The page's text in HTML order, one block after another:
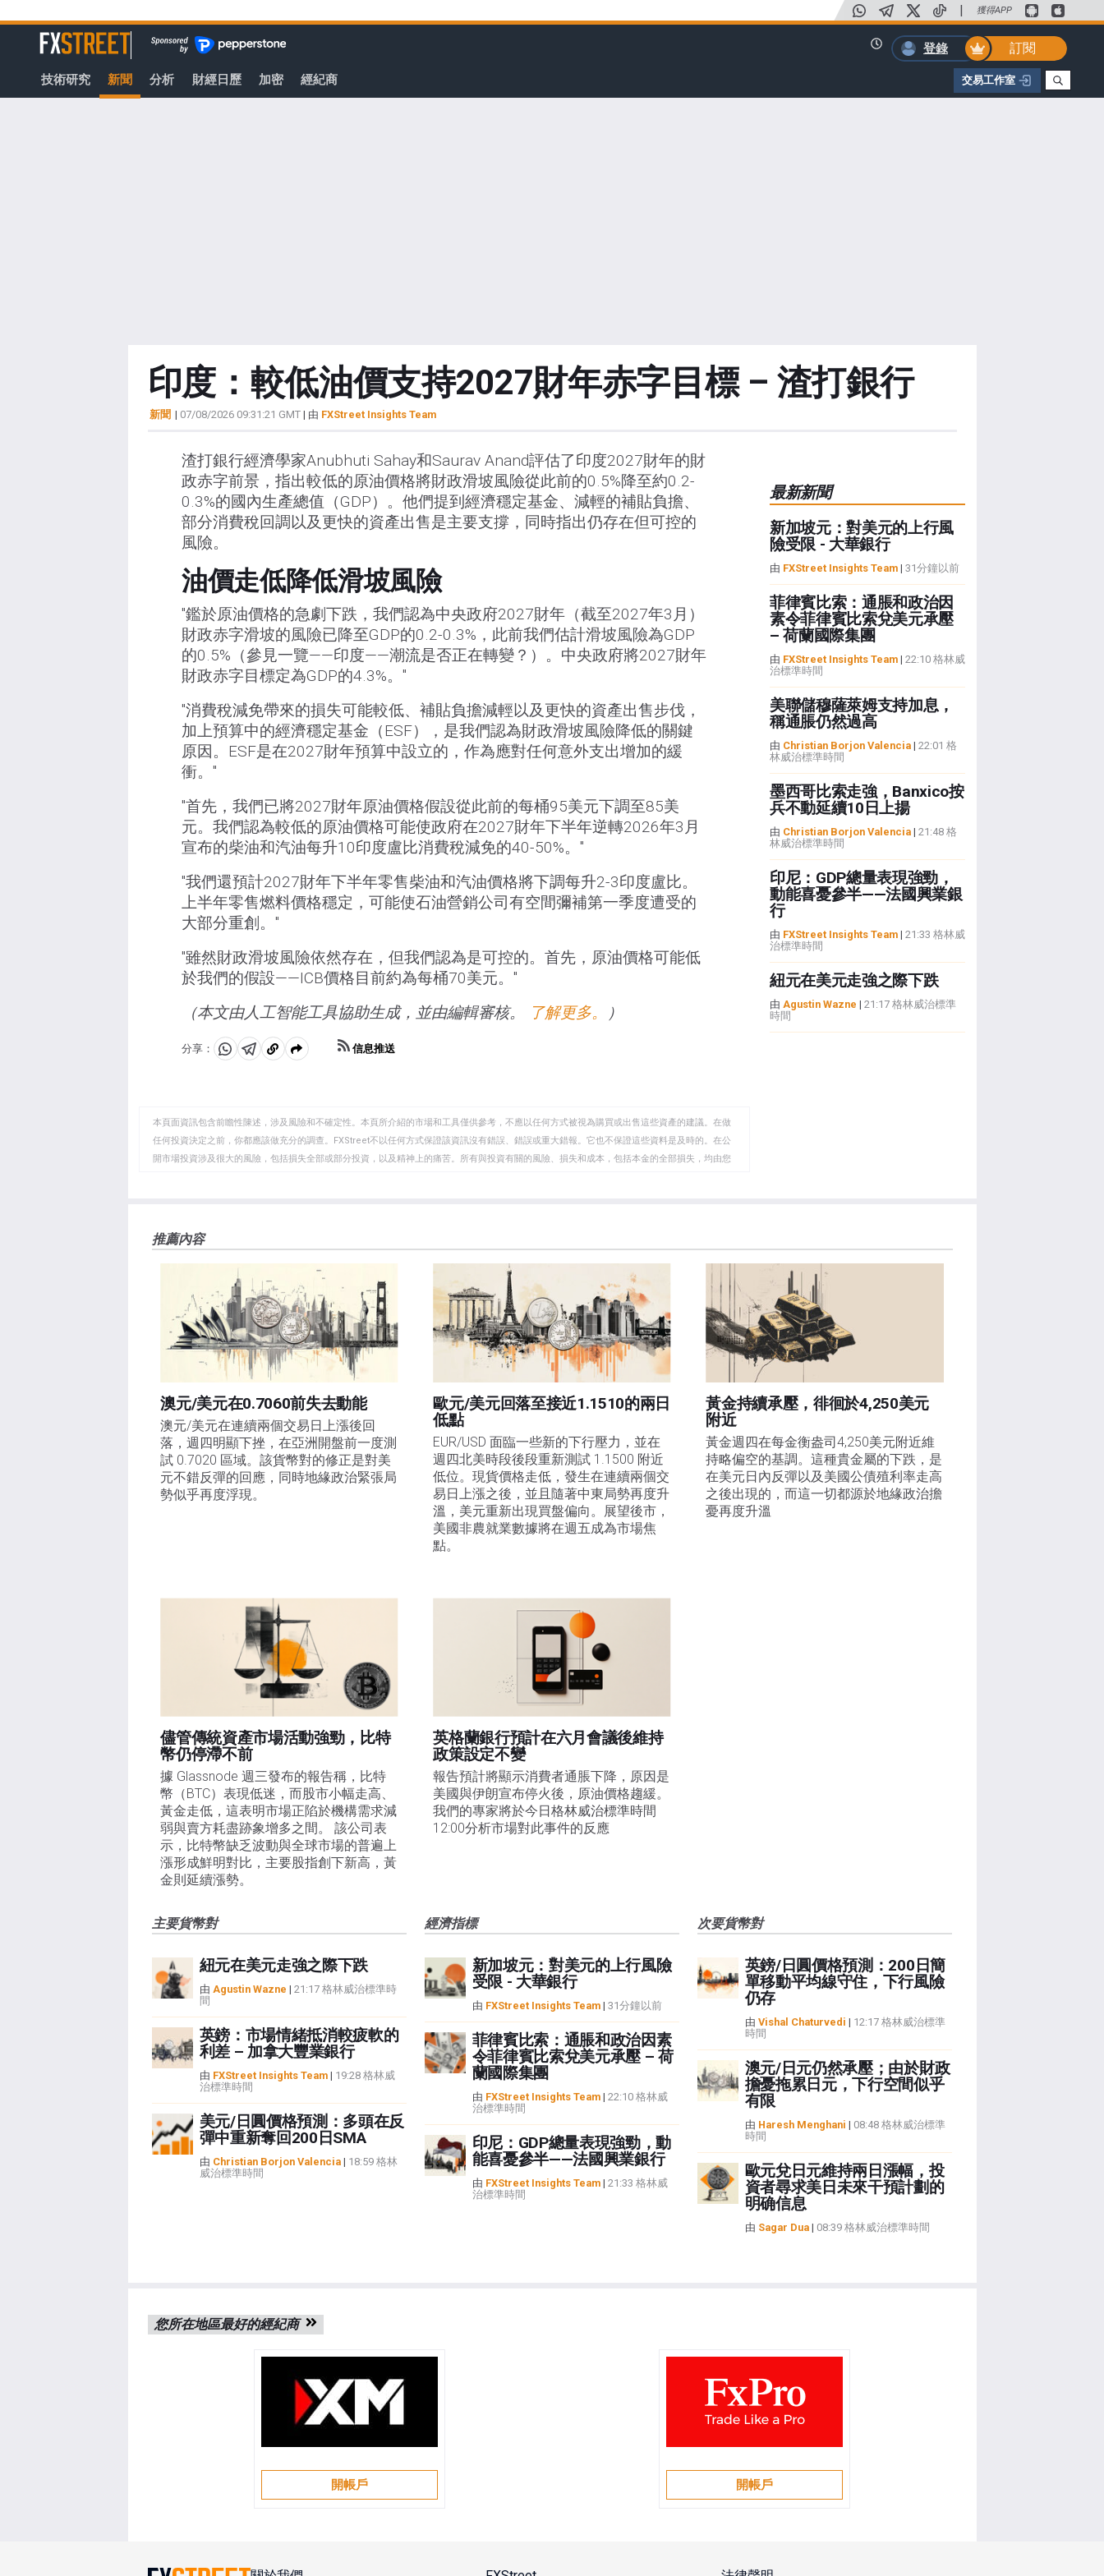
至
容
| 獲得APP
FXStreet
登錄
訂閱
技術研究 新聞 分析 財經日歷 加密 經紀商 交易工作室
印度：較低油價支持2027財年赤字目標 – 渣打銀行
新聞 | 07/08/2026 09:31:21 GMT| 由 FXStreet Insights Team
渣打銀行經濟學家Anubhuti Sahay和Saurav Anand評估了印度2027財年的財
政赤字前景，指出較低的原油價格將財政滑坡風險從此前的0.5%降至約0.2-
0.3%的國內生產總值（GDP）。他們提到經濟穩定基金、減輕的補貼負擔、
部分消費稅回調以及更快的資產出售是主要支撐，同時指出仍存在但可控的
風險。
油價走低降低滑坡風險
"鑑於原油價格的急劇下跌，我們認為中央政府2027財年（截至2027年3月）
財政赤字滑坡的風險已降至GDP的0.2-0.3%，此前我們估計滑坡風險為GDP
的0.5%（參見一覽——印度——潮流是否正在轉變？）。中央政府將2027財年
財政赤字目標定為GDP的4.3%。"
"消費稅減免帶來的損失可能較低、補貼負擔減輕以及更快的資產出售步伐，
加上預算中的經濟穩定基金（ESF），是我們認為財政滑坡風險降低的關鍵
原因。ESF是在2027財年預算中設立的，作為應對任何意外支出增加的緩
衝。"
"首先，我們已將2027財年原油價格假設從此前的每桶95美元下調至85美
元。我們認為較低的原油價格可能使政府在2027財年下半年逆轉2026年3月
宣布的柴油和汽油每升10印度盧比消費稅減免的40-50%。"
"我們還預計2027財年下半年零售柴油和汽油價格將下調每升2-3印度盧比。
上半年零售燃料價格穩定，可能使石油營銷公司有空間彌補第一季度遭受的
大部分重創。"
"雖然財政滑坡風險依然存在，但我們認為是可控的。首先，原油價格可能低
於我們的假設——ICB價格目前約為每桶70美元。"
（本文由人工智能工具協助生成，並由編輯審核。
了解更多。 ）
分享：
分
WhatsApp
分
Telegram
複
剪
貼
板
信息推送
本頁面資訊包含前瞻性陳述，涉及風險和不確定性。本頁所介紹的市場和工具僅供參考，不應以任何方式被視為購買或出售這些資產的建議。在做
任何投資決定之前，你都應該做充分的調查。FXStreet不以任何方式保證該資訊沒有錯誤、錯誤或重大錯報。它也不保證這些資料是及時的。在公
開市場投資涉及很大的風險，包括損失全部或部分投資，以及精神上的痛苦。所有與投資有關的風險、損失和成本，包括本金的全部損失，均由您
FXStreet和作者不提供個性化的建議。作者對該資訊的準確性、完整性或適用性不作任何陳述。FXStreet和作者將不承擔任何錯誤，遺漏或任何損
失，傷害或損害由此資訊及其顯示或使用引起的。錯誤和遺漏除外。本文作者和FXStreet並非註冊投資顧問，本文內容無意提供任何投資建議。
最新新聞
新加坡元：對美元的上行風
險受限 - 大華銀行
由 FXStreet Insights Team| 31分鐘以前
菲律賓比索：通脹和政治因
素令菲律賓比索兌美元承壓
– 荷蘭國際集團
由 FXStreet Insights Team| 22:10 格林威
治標準時間
美聯儲穆薩萊姆支持加息，
稱通脹仍然過高
由 Christian Borjon Valencia| 22:01 格
林威治標準時間
墨西哥比索走強，Banxico按
兵不動延續10日上揚
由 Christian Borjon Valencia| 21:48 格
林威治標準時間
印尼：GDP總量表現強勁，
動能喜憂參半——法國興業銀
行
由 FXStreet Insights Team| 21:33 格林威
治標準時間
紐元在美元走強之際下跌
由 Agustin Wazne | 21:17 格林威治標準
時間
推薦內容
澳元/美元在0.7060前失去動能
澳元/美元在連續兩個交易日上漲後回
落，週四明顯下挫，在亞洲開盤前一度測
試 0.7020 區域。該貨幣對的修正是對美
元不錯反彈的回應，同時地緣政治緊張局
勢似乎再度浮現。
歐元/美元回落至接近1.1510的兩日
低點
EUR/USD 面臨一些新的下行壓力，並在
週四北美時段後段重新測試 1.1500 附近
低位。現貨價格走低，發生在連續兩個交
易日上漲之後，並且隨著中東局勢再度升
溫，美元重新出現買盤偏向。展望後市，
美國非農就業數據將在週五成為市場焦
點。
黃金持續承壓，徘徊於4,250美元
附近
黃金週四在每金衡盎司4,250美元附近維
持略偏空的基調。這種貴金屬的下跌，是
在美元日內反彈以及美國公債殖利率走高
之後出現的，而這一切都源於地緣政治擔
憂再度升溫
儘管傳統資產市場活動強勁，比特
幣仍停滯不前
據 Glassnode 週三發布的報告稱，比特
幣（BTC）表現低迷，而股市小幅走高、
黃金走低，這表明市場正陷於機構需求減
弱與賣方耗盡跡象增多之間。 該公司表
示，比特幣缺乏波動與全球市場的普遍上
漲形成鮮明對比，主要股指創下新高，黃
金則延續漲勢。
英格蘭銀行預計在六月會議後維持
政策設定不變
報告預計將顯示消費者通脹下降，原因是
美國與伊朗宣布停火後，原油價格趨緩。
我們的專家將於今日格林威治標準時間
12:00分析市場對此事件的反應
主要貨幣對
紐元在美元走強之際下跌
由 Agustin Wazne | 21:17 格林威治標準時
間
英鎊：市場情緒抵消較疲軟的
利差 – 加拿大豐業銀行
由 FXStreet Insights Team| 19:28 格林威
治標準時間
美元/日圓價格預測：多頭在反
彈中重新奪回200日SMA
由 Christian Borjon Valencia| 18:59 格林
威治標準時間
經濟指標
新加坡元：對美元的上行風險
受限 - 大華銀行
由 FXStreet Insights Team| 31分鐘以前
菲律賓比索：通脹和政治因素
令菲律賓比索兌美元承壓 – 荷
蘭國際集團
由 FXStreet Insights Team| 22:10 格林威
治標準時間
印尼：GDP總量表現強勁，動
能喜憂參半——法國興業銀行
由 FXStreet Insights Team| 21:33 格林威
治標準時間
次要貨幣對
英鎊/日圓價格預測：200日簡
單移動平均線守住，下行風險
仍存
由 Vishal Chaturvedi | 12:17 格林威治標準
時間
澳元/日元仍然承壓；由於財政
擔憂拖累日元，下行空間似乎
有限
由 Haresh Menghani | 08:48 格林威治標準
時間
歐元兌日元維持兩日漲幅，投
資者尋求美日未來干預計劃的
明确信息
由 Sagar Dua| 08:39 格林威治標準時間
您所在地區最好的經紀商
開帳戶 開帳戶